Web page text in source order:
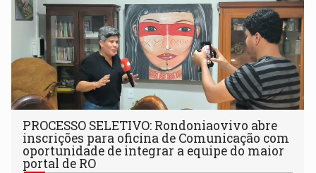
PROCESSO SELETIVO: Rondoniaovivo abre
inscrições para oficina de Comunicação com
oportunidade de integrar a equipe do maior
portal de RO